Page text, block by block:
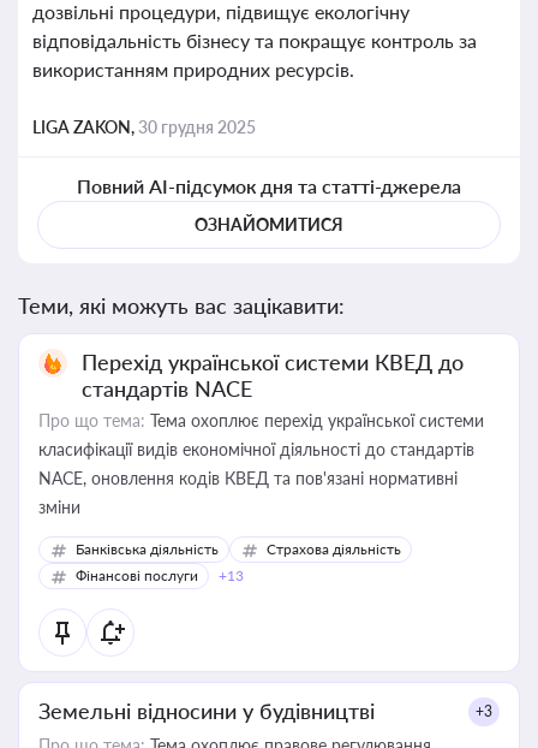
дозвільні процедури, підвищує екологічну
відповідальність бізнесу та покращує контроль за
використанням природних ресурсів.
LIGA ZAKON,30 грудня 2025
Повний AI-підсумок дня та статті-джерела
ОЗНАЙОМИТИСЯ
Теми, які можуть вас зацікавити:
Перехід української системи КВЕД до
стандартів NACE
Про що тема: Тема охоплює перехід української системи
класифікації видів економічної діяльності до стандартів
NACE, оновлення кодів КВЕД та пов'язані нормативні
зміни
Банківська діяльність
Страхова діяльність
Фінансові послуги
+13
Земельні відносини у будівництві +3